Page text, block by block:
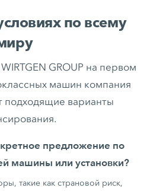
по всему
GROUP на первом
машин компания
подходящие варианты
предложение по
машины или установки?
такие как страновой риск,